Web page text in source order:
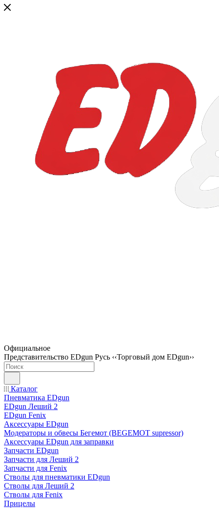
Официальное
Представительство EDgun Русь ‹‹Торговый дом EDgun››
Каталог
Пневматика EDgun
EDgun Леший 2
EDgun Fenix
Аксессуары EDgun
Модераторы и обвесы Бегемот (BEGEMOT supressor)
Аксессуары EDgun для заправки
Запчасти EDgun
Запчасти для Леший 2
Запчасти для Fenix
Стволы для пневматики EDgun
Стволы для Леший 2
Стволы для Fenix
Прицелы